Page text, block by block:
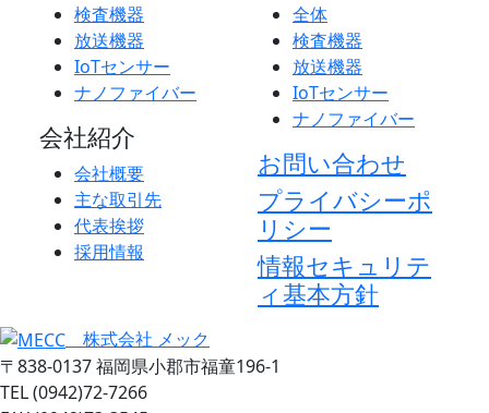
検査機器
放送機器
IoTセンサー
ナノファイバー
会社紹介
会社概要
主な取引先
代表挨拶
採用情報
全体
検査機器
放送機器
IoTセンサー
ナノファイバー
お問い合わせ
プライバシーポ
リシー
情報セキュリテ
ィ基本方針
株式会社 メック
〒838-0137 福岡県小郡市福童196-1
TEL (0942)72-7266